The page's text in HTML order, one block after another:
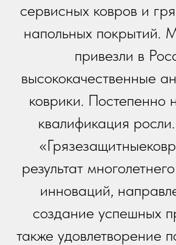
сервисных ковров и
напольных покрытий.
привезли в
высококачественные
коврики. Постепенно
квалификация
результат
инноваций,
создание успешных
также удовлетворение